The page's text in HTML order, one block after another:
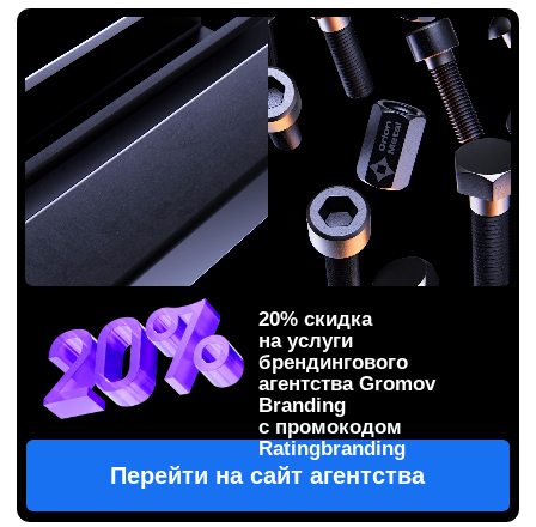
Перейти на сайт агентства
20% скидка
на услуги
брендингового
агентства Gromov
Branding
с промокодом
Ratingbranding